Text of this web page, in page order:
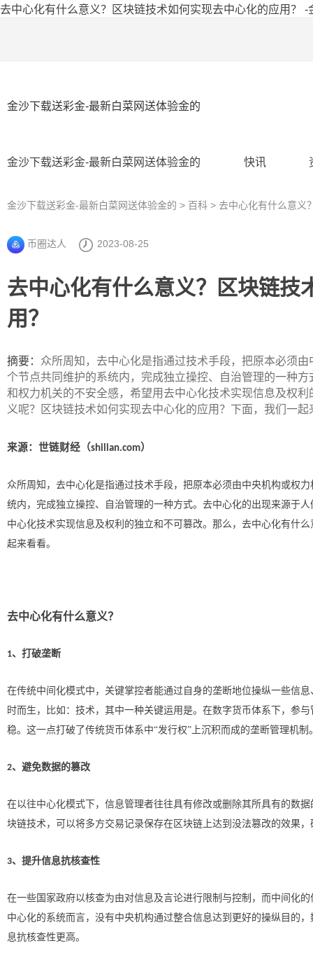
去中心化有什么意义？区块链技术如何实现去中心化的应用？ -
金沙下载送彩金-最新白菜网送体验金的
金沙下载送彩金-最新白菜网送体验金的 快讯
金沙下载送彩金-最新白菜网送体验金的 > 百科 > 去中心化有什么意义
币圈达人 2023-08-25
去中心化有什么意义？区块链技
用？
摘要： 众所周知，去中心化是指通过技术手段，把原本必须
个节点共同维护的系统内，完成独立操控、自治管理的一种
和权力机关的不安全感，希望用去中心化技术实现信息及权
义呢？区块链技术如何实现去中心化的应用？下面，我们一起
来源：世链财经（shilian.com）
众所周知，去中心化是指通过技术手段，把原本必须由中央机构或权
统内，完成独立操控、自治管理的一种方式。去中心化的出现来源于
中心化技术实现信息及权利的独立和不可篡改。那么，去中心化有什
起来看看。
去中心化有什么意义？
1、打破垄断
在传统中间化模式中，关键掌控者能通过自身的垄断地位操纵一些信
时而生，比如：技术，其中一种关键运用是。在数字货币体系下，参
稳。这一点打破了传统货币体系中“发行权” 上沉积而成的垄断管理机制
2、避免数据的篡改
在以往中心化模式下，信息管理者往往具有修改或删除其所具有的数
块链技术，可以将多方交易记录保存在区块链上达到没法篡改的效果
3、提升信息抗核查性
在一些国家政府以核查为由对信息及言论进行限制与控制，而中间化
中心化的系统而言，没有中央机构通过整合信息达到更好的操纵目的
息抗核查性更高。